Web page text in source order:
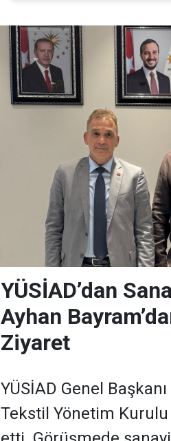
YÜSİAD’dan
Ayhan
Ziyaret
YÜSİAD Genel
Tekstil Yönetim Kurulu